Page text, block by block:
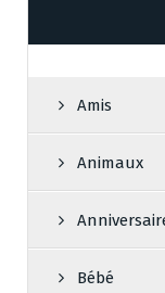
Amis
Animaux
Bébé